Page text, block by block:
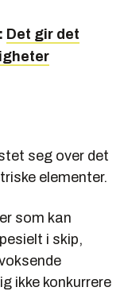
Det gir det
seg over det
elementer.
som kan
i skip,
ikke konkurrere